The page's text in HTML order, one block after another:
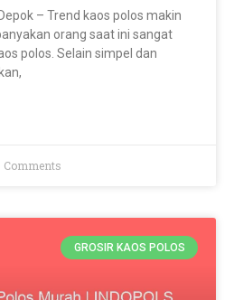
– Trend kaos polos makin
orang saat ini sangat
polos. Selain simpel dan
Comments
GROSIR KAOS POLOS